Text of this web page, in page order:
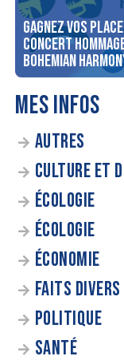
Gagnez vos
concert
Bohemian
MES INFOS
AUTRES
CULTURE ET
ÉCOLOGIE
ÉCOLOGIE
ÉCONOMIE
FAITS DIVERS
POLITIQUE
SANTÉ